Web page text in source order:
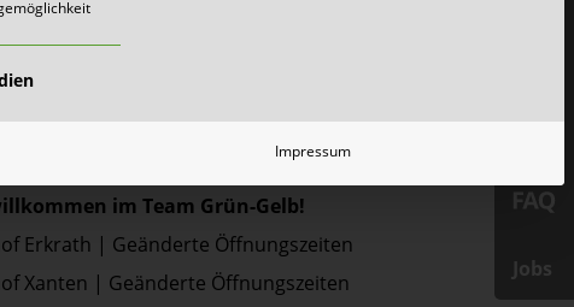
im Team Grün-Gelb!
Erkrath | Geänderte Öffnungszeiten
Xanten | Geänderte Öffnungszeiten
Jobs
kann. Die erste Service-Gruppe
Impressum